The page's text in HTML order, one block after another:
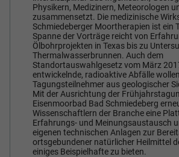
Physikern, Medizinern, Meteorologen
zusammensetzt. Die medizinische
Schmiedeberger Moortherapien ist ein
Spanne der Vorträge reicht von
Ölbohrprojekten in Texas bis zu
Thermalwasserbrunnen. Auch dem
Standortauswahlgesetz vom März
entwickelnde, radioaktive Abfälle
Tagungsteilnehmer aus geologischer
Mit der Ausrichtung der
Eisenmoorbad Bad Schmiedeberg
Wissenschaftlern der Branche eine
Erfahrungs- und Meinungsaustausch
eigenen technischen Anlagen zur
ortsgebundener natürlicher Heilmittel
einiges Beispielhafte zu bieten.